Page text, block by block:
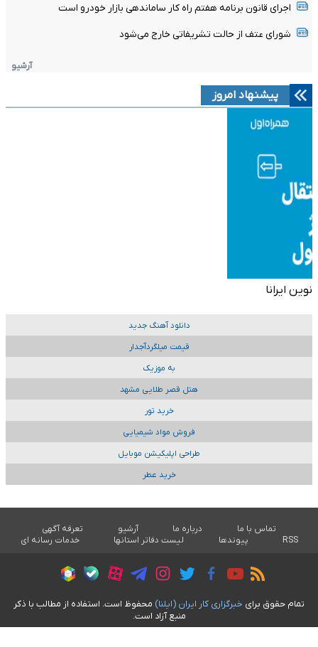
اجرای قانون برنامه هفتم راه کار ساماندهی بازار خودرو است
شورای عتف از حالت تشریفاتی خارج می‌شود
آرشیو
پیشنهاد امروز
نوین ایرانا
دانلود آهنگ جدید
قیمت میلگردآجدار
به موزیک
هتل قصر طلایی مشهد
خرید تور
فروش مواد شیمیایی
طراحی اپلیکیشن موبایل
خرید عطر
تماس با ما درباره ما آرشیو
تعرفه آگهی
RSS
پیوندها لیست دفاتر استانها خدمات رسانه ای
تمام حقوق برای خبرگزاری کار ايران (ايلنا) محفوظ است. استفاده از مطالب با ذکر
منبع آزاد است.